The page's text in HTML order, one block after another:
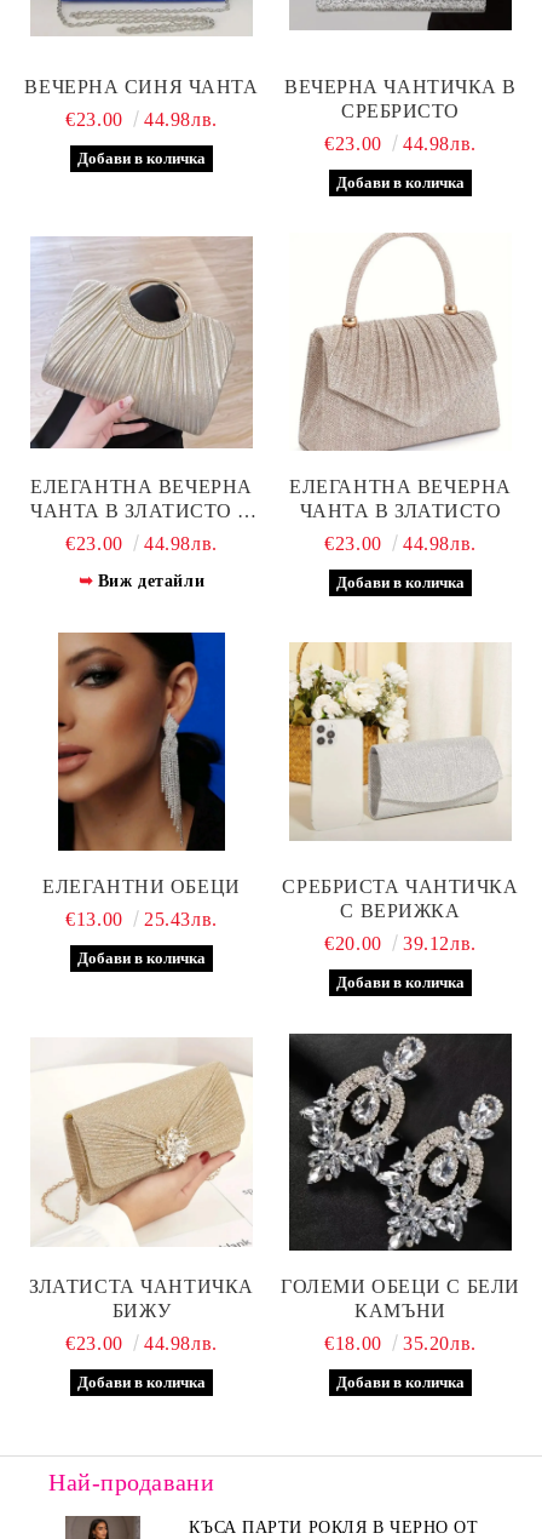
ВЕЧЕРНА СИНЯ ЧАНТА
€23.00
44.98лв.
ВЕЧЕРНА ЧАНТИЧКА В
СРЕБРИСТО
€23.00
44.98лв.
ЕЛЕГАНТНА ВЕЧЕРНА
ЧАНТА В ЗЛАТИСТО И
СРЕБРИСТО
€23.00 44.98лв.
Виж детайли
ЕЛЕГАНТНА ВЕЧЕРНА
ЧАНТА В ЗЛАТИСТО
€23.00
44.98лв.
ЕЛЕГАНТНИ ОБЕЦИ
€13.00
25.43лв.
СРЕБРИСТА ЧАНТИЧКА
С ВЕРИЖКА
€20.00
39.12лв.
ЗЛАТИСТА ЧАНТИЧКА
БИЖУ
€23.00
44.98лв.
ГОЛЕМИ ОБЕЦИ С БЕЛИ
КАМЪНИ
€18.00
35.20лв.
Най-продавани
КЪСА ПАРТИ РОКЛЯ В ЧЕРНО ОТ